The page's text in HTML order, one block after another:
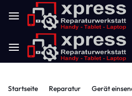
Startseite Reparatur Gerät